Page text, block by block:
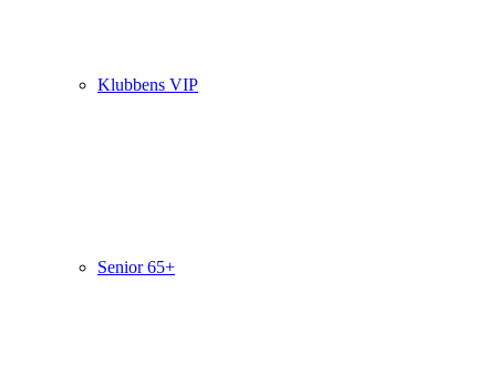
Klubbens VIP
Senior 65+